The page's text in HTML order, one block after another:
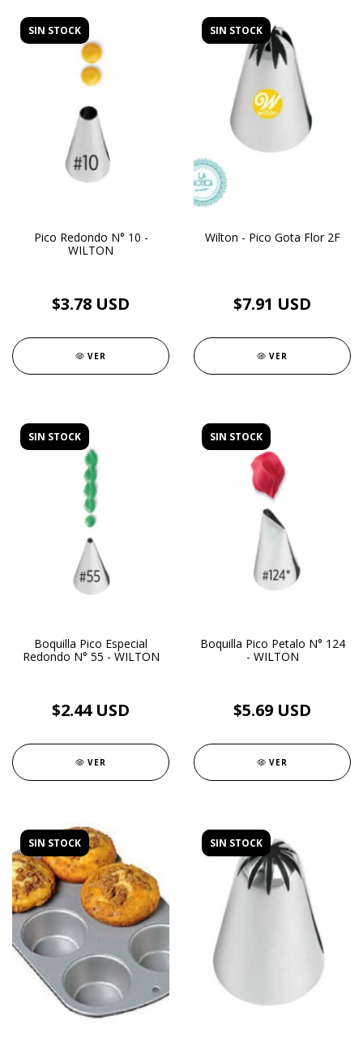
SIN STOCK
Pico Redondo N° 10 -
WILTON
$3.78 USD
VER
SIN STOCK
Wilton - Pico Gota Flor 2F
$7.91 USD
VER
SIN STOCK
Boquilla Pico Especial
Redondo N° 55 - WILTON
$2.44 USD
VER
SIN STOCK
Boquilla Pico Petalo N° 124
- WILTON
$5.69 USD
VER
SIN STOCK SIN STOCK